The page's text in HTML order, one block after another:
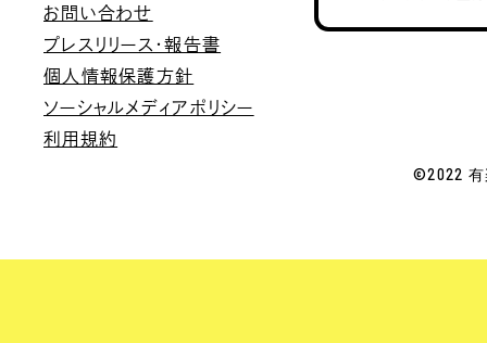
お問い合わせ
プレスリリース・報告書
個人情報保護方針
ソーシャルメディアポリシー
利用規約
©2022 有